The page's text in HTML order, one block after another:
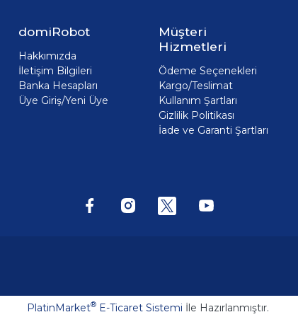
domiRobot
Hakkımızda
İletişim Bilgileri
Banka Hesapları
Üye Giriş/Yeni Üye
Müşteri
Hizmetleri
Ödeme Seçenekleri
Kargo/Teslimat
Kullanım Şartları
Gizlilik Politikası
İade ve Garanti Şartları
PlatinMarket® E-Ticaret Sistemi İle Hazırlanmıştır.